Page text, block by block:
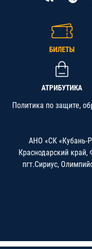
БИЛЕТЫ
АТРИБУТИКА
Политика по защите,
АНО «СК «Кубань-
Краснодарский край,
пгт.Сириус,